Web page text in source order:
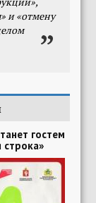
и «отмену
гостем
строка»